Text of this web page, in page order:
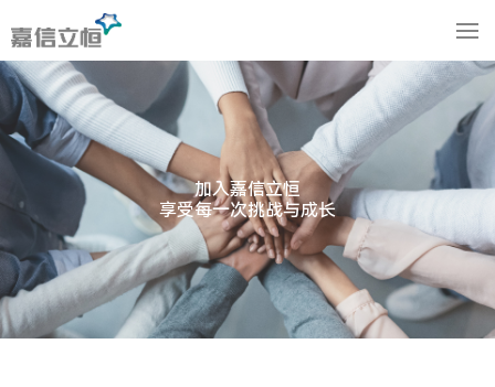
加入嘉信立恒
享受每一次挑战与成长